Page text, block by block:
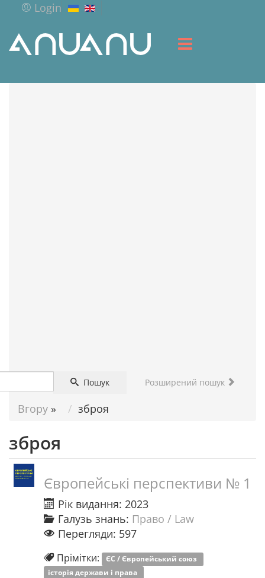
Login
Пошук Розширений пошук
Вгору » зброя
зброя
Європейські перспективи № 1
Рік видання: 2023
Галузь знань: Право / Law
Перегляди: 597
Прімітки: ЄС / Європейський союз
історія держави і права